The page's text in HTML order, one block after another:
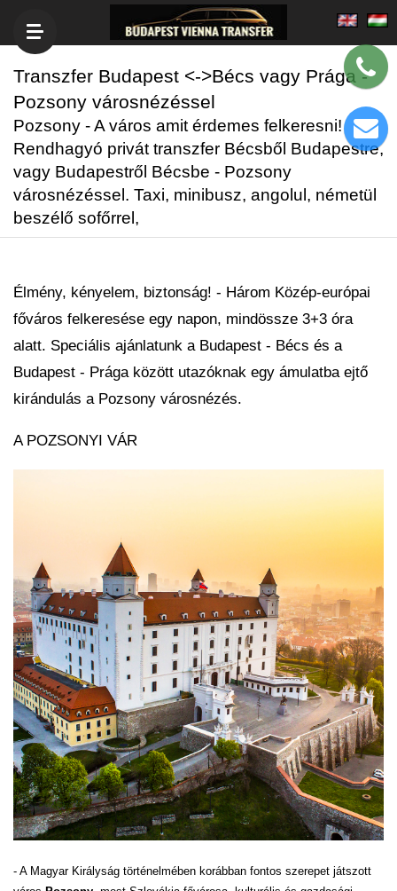
Transzfer Budapest <->Bécs vagy Prága -
Pozsony városnézéssel
Pozsony - A város amit érdemes felkeresni!
Rendhagyó privát transzfer Bécsből Budapestre,
vagy Budapestről Bécsbe - Pozsony
városnézéssel. Taxi, minibusz, angolul, németül
beszélő sofőrrel,
Élmény, kényelem, biztonság! - Három Közép-európai
főváros felkeresése egy napon, mindössze 3+3 óra
alatt. Speciális ajánlatunk a Budapest - Bécs és a
Budapest - Prága között utazóknak egy ámulatba ejtő
kirándulás a Pozsony városnézés.
A POZSONYI VÁR
- A Magyar Királyság történelmében korábban fontos szerepet játszott